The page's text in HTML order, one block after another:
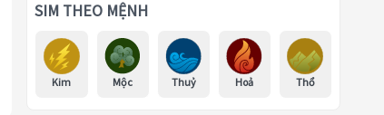
SIM THEO MỆNH
Kim Mộc Thuỷ Hoả Thổ